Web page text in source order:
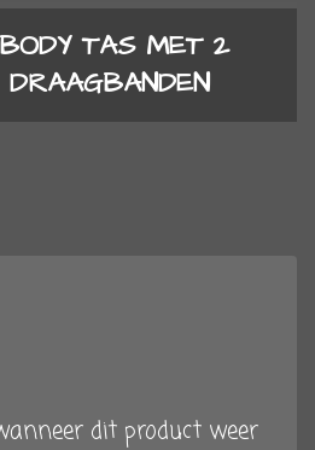
TAS MET 2
dit product weer